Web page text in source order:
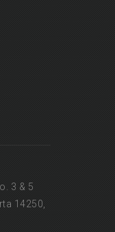
3 & 5
14250,